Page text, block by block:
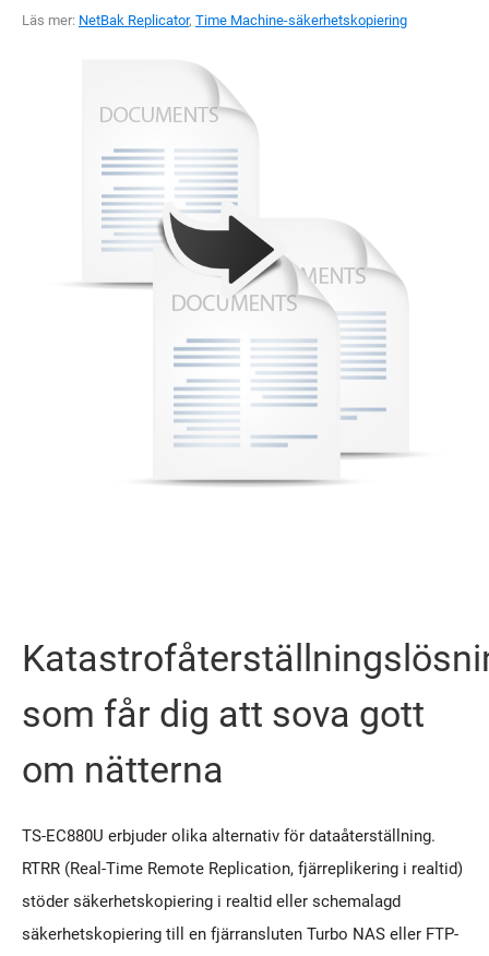
Läs mer: NetBak Replicator, Time Machine-säkerhetskopiering
som får dig att sova gott
om nätterna
TS-EC880U erbjuder olika alternativ för dataåterställning.
RTRR (Real-Time Remote Replication, fjärreplikering i realtid)
stöder säkerhetskopiering i realtid eller schemalagd
säkerhetskopiering till en fjärransluten Turbo NAS eller FTP-